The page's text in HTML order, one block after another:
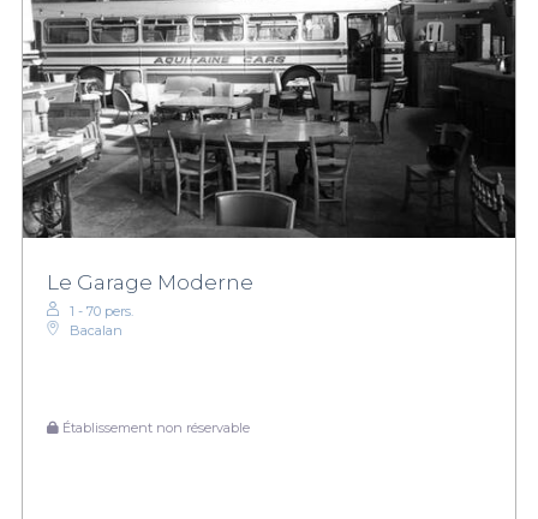
Le Garage Moderne
1 - 70 pers.
Bacalan
Établissement non réservable